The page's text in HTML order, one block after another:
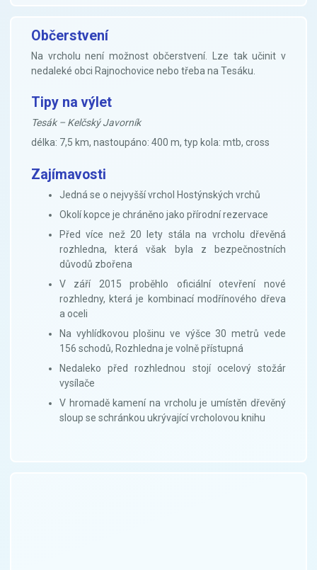
Občerstvení
Na vrcholu není možnost občerstvení. Lze tak učinit v
nedaleké obci Rajnochovice nebo třeba na Tesáku.
Tipy na výlet
Tesák – Kelčský Javorník
délka: 7,5 km, nastoupáno: 400 m, typ kola: mtb, cross
Zajímavosti
Jedná se o nejvyšší vrchol Hostýnských vrchů
Okolí kopce je chráněno jako přírodní rezervace
Před více než 20 lety stála na vrcholu dřevěná
rozhledna, která však byla z bezpečnostních
důvodů zbořena
V září 2015 proběhlo oficiální otevření nové
rozhledny, která je kombinací modřínového dřeva
a oceli
Na vyhlídkovou plošinu ve výšce 30 metrů vede
156 schodů, Rozhledna je volně přístupná
Nedaleko před rozhlednou stojí ocelový stožár
vysílače
V hromadě kamení na vrcholu je umístěn dřevěný
sloup se schránkou ukrývající vrcholovou knihu